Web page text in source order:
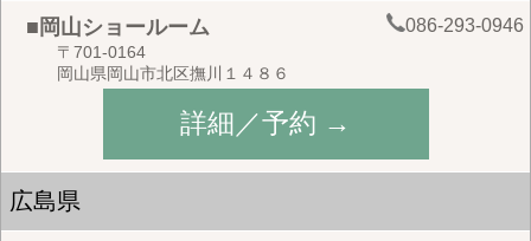
■岡山ショールーム 086-293-0946
〒701-0164
岡山県岡山市北区撫川１４８６
詳細／予約 →
広島県